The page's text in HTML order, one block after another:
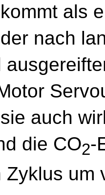
als
nach
auch
die CO2-
Zyklus um